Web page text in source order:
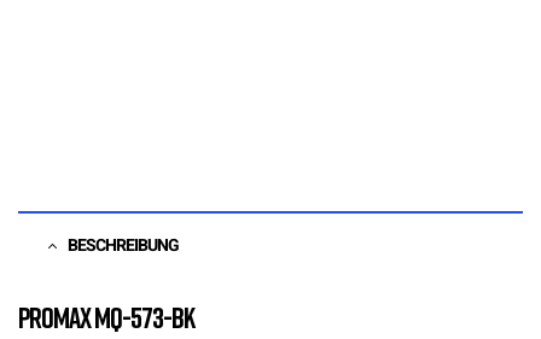
BESCHREIBUNG
Promax MQ-573-BK